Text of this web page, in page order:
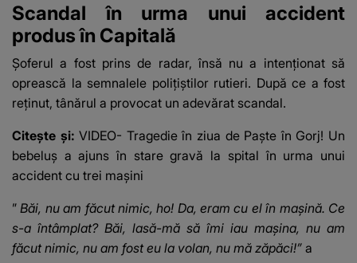
Scandal în urma unui accident
produs în Capitală
Șoferul a fost prins de radar, însă nu a intenționat să
oprească la semnalele polițiștilor rutieri. După ce a fost
reținut, tânărul a provocat un adevărat scandal.
Citește și:VIDEO- Tragedie în ziua de Paște în Gorj! Un
bebeluș a ajuns în stare gravă la spital în urma unui
accident cu trei mașini
” Băi, nu am făcut nimic, ho! Da, eram cu el în mașină. Ce
s-a întâmplat? Băi, lasă-mă să îmi iau mașina, nu am
făcut nimic, nu am fost eu la volan, nu mă zăpăci!” a